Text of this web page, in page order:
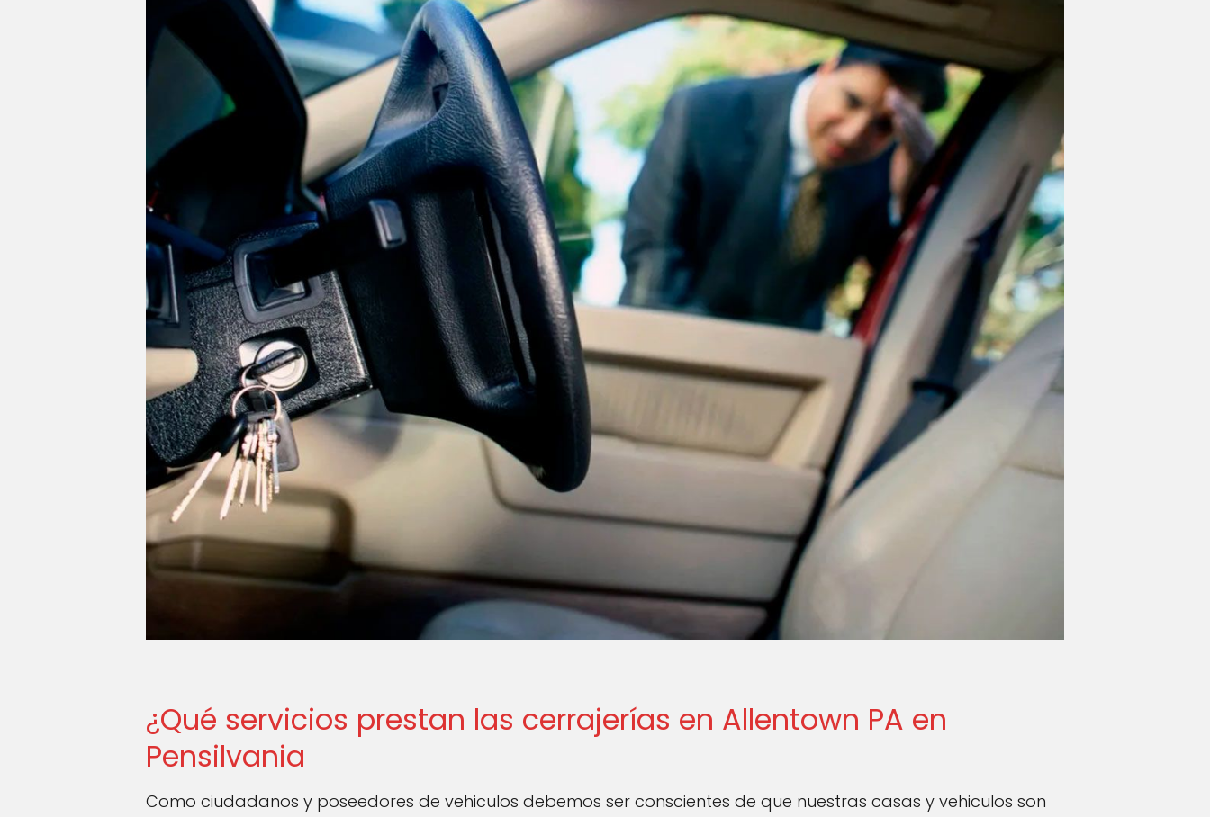
¿Qué servicios prestan las cerrajerías en Allentown PA en
Pensilvania
Como ciudadanos y poseedores de vehiculos debemos ser conscientes de que nuestras casas y vehiculos son